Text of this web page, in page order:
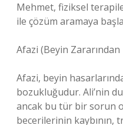
Mehmet, fiziksel
ile çözüm aramaya
Afazi (Beyin
Afazi, beyin
bozukluğudur. Ali’nin
ancak bu tür bir sorun
becerilerinin kaybının,